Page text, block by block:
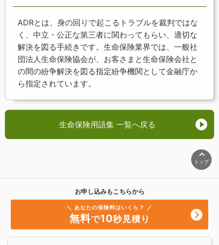
ADRとは、身の回りで起こるトラブルを裁判ではな
く、中立・公正な第三者に関わってもらい、適切な
解決を図る手続きです。生命保険業界では、一般社
団法人生命保険協会が、お客さまと生命保険会社と
の間の紛争解決を図る指定紛争機関として金融庁か
ら指定されています。
生命保険用語集 一覧へ戻る
トップ
お申し込みもこちらから
＼ あなたの保険料はいくら？ ／
無料で10秒見積り